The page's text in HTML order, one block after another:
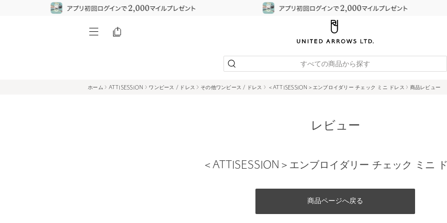
すべての商品から探す
ホーム ATTISESSION ワンピース / ドレス その他ワンピース / ドレス ＜ATTISESSION＞エンブロイダリー チェック ミニ ドレス 商品レビュー
レビュー
＜ATTISESSION＞エンブロイダリー チェック ミニ
商品ページへ戻る